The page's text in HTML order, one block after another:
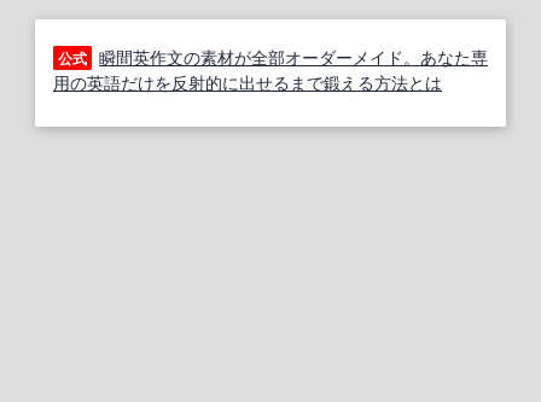
公式 瞬間英作文の素材が全部オーダーメイド。あなた専
用の英語だけを反射的に出せるまで鍛える方法とは